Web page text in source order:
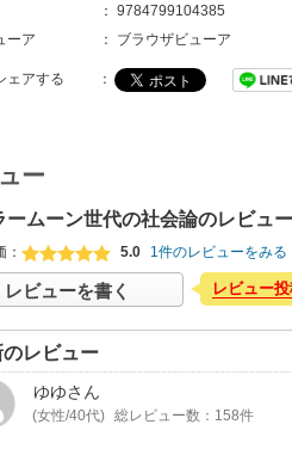
： 9784799104385
ーア
： ブラウザビューア
ェアする ：
ー
ームーン世代の社会論のレビュー
5.0 1件のレビューをみる
レビューを書く レビュー
レビュー
ゆゆさん
(女性/40代) 総レビュー数：158件